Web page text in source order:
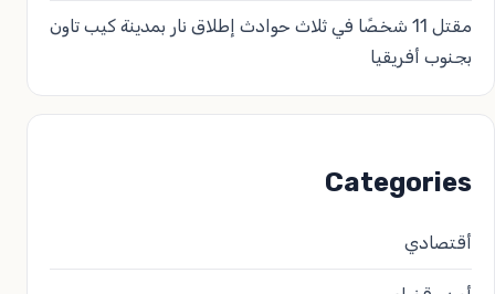
مقتل 11 شخصًا في ثلاث حوادث إطلاق نار بمدينة كيب تاون
بجنوب أفريقيا
Categories
أقتصادي